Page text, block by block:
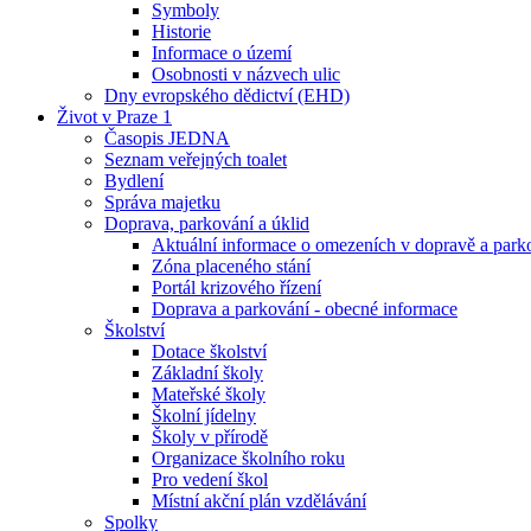
Symboly
Historie
Informace o území
Osobnosti v názvech ulic
Dny evropského dědictví (EHD)
Život v Praze 1
Časopis JEDNA
Seznam veřejných toalet
Bydlení
Správa majetku
Doprava, parkování a úklid
Aktuální informace o omezeních v dopravě a
Zóna placeného stání
Portál krizového řízení
Doprava a parkování - obecné informace
Školství
Dotace školství
Základní školy
Mateřské školy
Školní jídelny
Školy v přírodě
Organizace školního roku
Pro vedení škol
Místní akční plán vzdělávání
Spolky